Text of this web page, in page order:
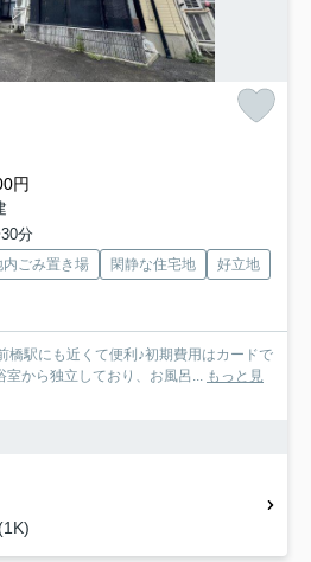
円
分
内ごみ置き場 閑静な住宅地
好立地
橋駅にも近くて便利♪初期費用はカードで
から独立しており、お風呂...
もっと見